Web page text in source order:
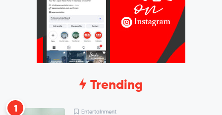
Trending
1 Entertainment